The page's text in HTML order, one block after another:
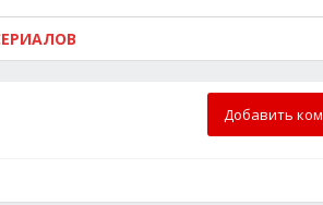
Добавить